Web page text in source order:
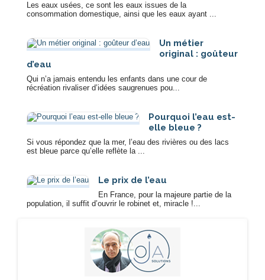
Les eaux usées, ce sont les eaux issues de la
consommation domestique, ainsi que les eaux ayant ...
Un métier
original : goûteur
d’eau
Qui n’a jamais entendu les enfants dans une cour de
récréation rivaliser d’idées saugrenues pou...
Pourquoi l’eau est-
elle bleue ?
Si vous répondez que la mer, l’eau des rivières ou des lacs
est bleue parce qu’elle reflète la ...
Le prix de l’eau
En France, pour la majeure partie de la
population, il suffit d’ouvrir le robinet et, miracle !...